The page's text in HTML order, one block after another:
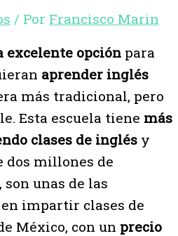
/ Por Francisco Marin
excelente opción para
aprender inglés
más tradicional, pero
Esta escuela tiene más
clases de inglés y
dos millones de
son unas de las
impartir clases de
México, con un precio